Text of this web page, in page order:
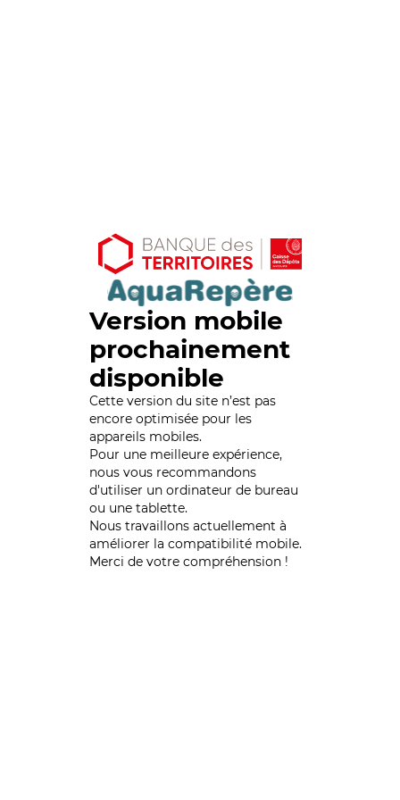
Version mobile
prochainement
disponible
Cette version du site n’est pas
encore optimisée pour les
appareils mobiles.
Pour une meilleure expérience,
nous vous recommandons
d'utiliser un ordinateur de bureau
ou une tablette.
Nous travaillons actuellement à
améliorer la compatibilité mobile.
Merci de votre compréhension !